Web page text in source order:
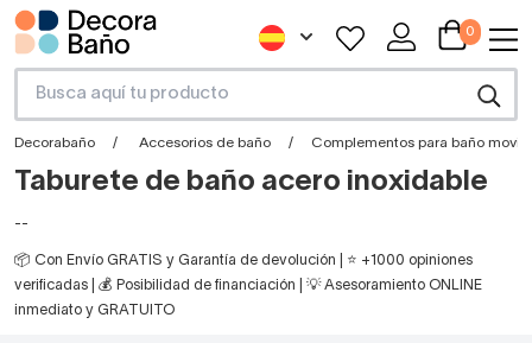
0
Decorabaño Accesorios de baño Complementos para baño
Taburete de baño acero inoxidable
--
📦 Con Envío GRATIS y Garantía de devolución | ⭐ +1000 opiniones
verificadas | 💰 Posibilidad de financiación | 💡 Asesoramiento ONLINE
inmediato y GRATUITO